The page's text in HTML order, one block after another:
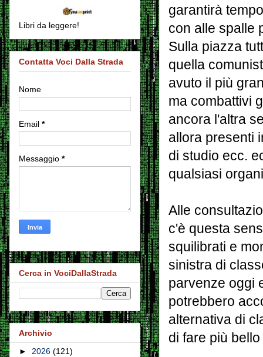
garantirà
con alle spalle
Sulla piazza
quella
avuto il più
ma combattivi
ancora l'altra
allora presenti
di studio ecc.
qualsiasi
Alle
c'è questa
squilibrati e
sinistra di
parvenze oggi
potrebbero
alternativa di
di fare più
Libri da leggere!
Contatta Voci Dalla Strada
Nome
Email *
Messaggio *
Cerca in VociDallaStrada
Archivio
► 2026 (121)